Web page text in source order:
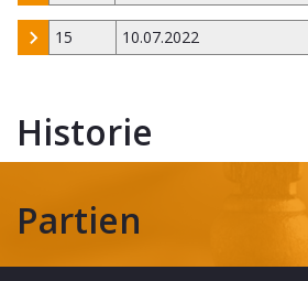
15 10.07.2022
Historie
Partien